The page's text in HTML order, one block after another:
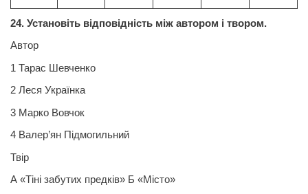
24. Установіть відповідність між автором і твором.
Автор
1 Тарас Шевченко
2 Леся Українка
3 Марко Вовчок
4 Валер’ян Підмогильний
Твір
А «Тіні забутих предків» Б «Місто»